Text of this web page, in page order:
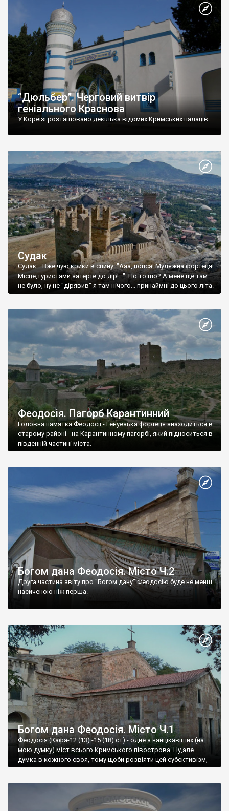
“Дюльбер”. Черговий витвір
геніального Краснова
У Кореїзі розташовано декілька відомих Кримських палаців.
Судак
Судак... Вже чую крики в спину: "Ааа, попса! Муляжна фортеця!
Місце,туристами затерте до дір!..." Но то шо? А мене ще там
не було, ну не "дірявив" я там нічого... принаймні до цього літа.
Феодосія. Пагорб Карантинний
Головна памятка Феодосії - Генуезька фортеця знаходиться в
старому районі - на Карантинному пагорбі, який підноситься в
південній частині міста.
Богом дана Феодосія. Місто Ч.2
Друга частина звіту про "Богом дану" Феодосію буде не менш
насиченою ніж перша.
Богом дана Феодосія. Місто Ч.1
Феодосія (Кафа-12 (13) -15 (18) ст) - одне з найцікавіших (на
мою думку) міст всього Кримського півострова .Ну,але
думка в кожного своя, тому щоби розвіяти цей субєктивізм,
запрошую відвідати це